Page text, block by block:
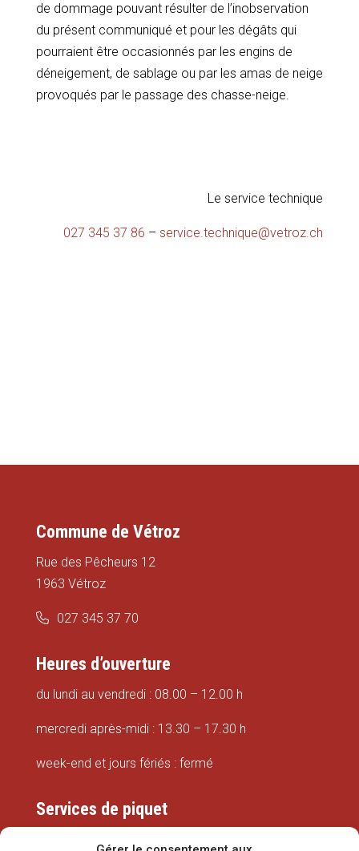
de dommage pouvant résulter de l’inobservation
du présent communiqué et pour les dégâts qui
pourraient être occasionnés par les engins de
déneigement, de sablage ou par les amas de neige
provoqués par le passage des chasse-neige.
Le service technique
027 345 37 86 –service.technique@vetroz.ch
Commune de Vétroz
Rue des Pêcheurs 12
1963 Vétroz
027 345 37 70
Heures d’ouverture
du lundi au vendredi : 08.00 – 12.00 h
mercredi après-midi : 13.30 – 17.30 h
week-end et jours fériés : fermé
Services de piquet